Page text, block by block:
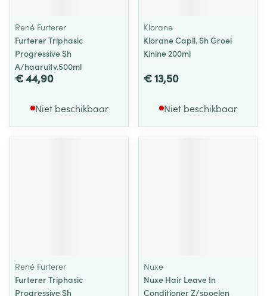
René Furterer
Furterer Triphasic
Progressive Sh
A/haaruitv.500ml
€ 44,90
Niet beschikbaar
Klorane
Klorane Capil. Sh Groei
Kinine 200ml
€ 13,50
Niet beschikbaar
René Furterer
Furterer Triphasic
Progressive Sh
Nuxe
Nuxe Hair Leave In
Conditioner Z/spoelen